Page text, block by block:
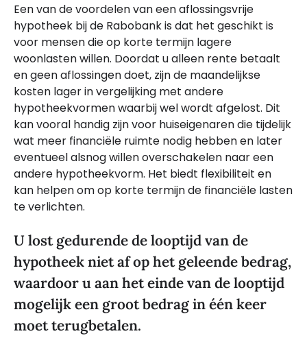
Een van de voordelen van een aflossingsvrije
hypotheek bij de Rabobank is dat het geschikt is
voor mensen die op korte termijn lagere
woonlasten willen. Doordat u alleen rente betaalt
en geen aflossingen doet, zijn de maandelijkse
kosten lager in vergelijking met andere
hypotheekvormen waarbij wel wordt afgelost. Dit
kan vooral handig zijn voor huiseigenaren die tijdelijk
wat meer financiële ruimte nodig hebben en later
eventueel alsnog willen overschakelen naar een
andere hypotheekvorm. Het biedt flexibiliteit en
kan helpen om op korte termijn de financiële lasten
te verlichten.
U lost gedurende de looptijd van de
hypotheek niet af op het geleende bedrag,
waardoor u aan het einde van de looptijd
mogelijk een groot bedrag in één keer
moet terugbetalen.